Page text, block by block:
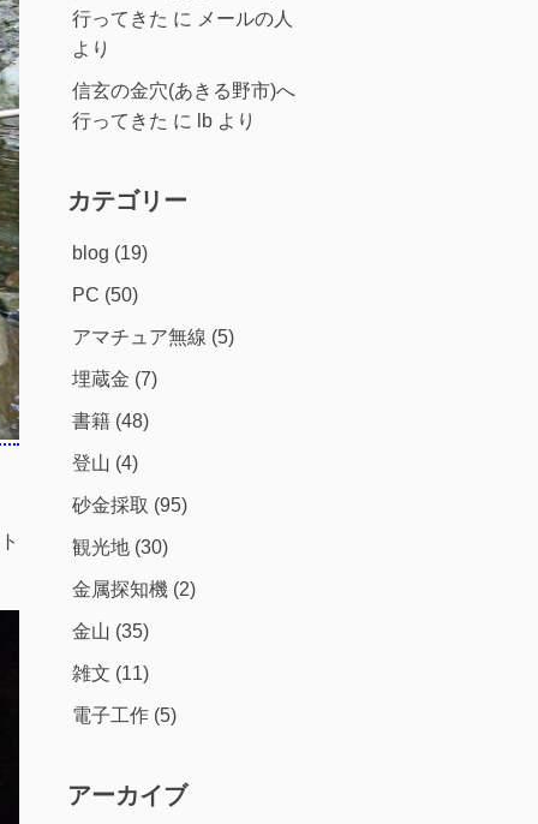
行ってきた に メールの人
より
信玄の金穴(あきる野市)へ
行ってきた に lb より
カテゴリー
blog (19)
PC (50)
アマチュア無線 (5)
埋蔵金 (7)
書籍 (48)
登山 (4)
砂金採取 (95)
観光地 (30)
金属探知機 (2)
金山 (35)
雑文 (11)
電子工作 (5)
アーカイブ